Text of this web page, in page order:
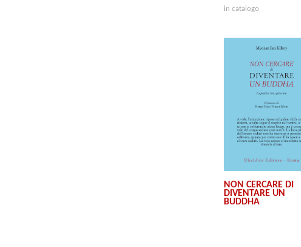
in catalogo
NON CERCARE DI
DIVENTARE UN
BUDDHA